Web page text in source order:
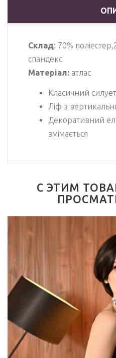
Склад: 70%
спандекс
Матеріал: атлас
Класичний силует
Ліф з
Декоративний
змімається
С ЭТИМ